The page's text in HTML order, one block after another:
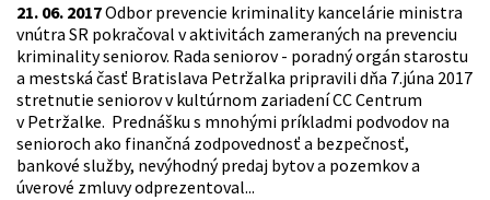
21. 06. 2017Odbor prevencie kriminality kancelárie ministra
vnútra SR pokračoval v aktivitách zameraných na prevenciu
kriminality seniorov. Rada seniorov - poradný orgán starostu
a mestská časť Bratislava Petržalka pripravili dňa 7.júna 2017
stretnutie seniorov v kultúrnom zariadení CC Centrum
v Petržalke. Prednášku s mnohými príkladmi podvodov na
senioroch ako finančná zodpovednosť a bezpečnosť,
bankové služby, nevýhodný predaj bytov a pozemkov a
úverové zmluvy odprezentoval...